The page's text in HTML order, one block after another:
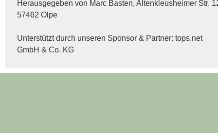
Herausgegeben von Marc Basten, Altenkleusheimer Str.
57462 Olpe
Unterstützt durch unseren Sponsor & Partner: tops.net
GmbH & Co. KG